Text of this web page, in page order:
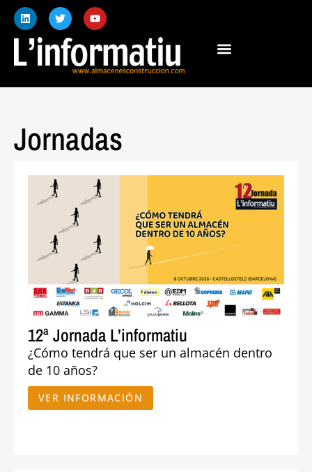
Jornadas
12ª Jornada L’informatiu
¿Cómo tendrá que ser un almacén dentro
de 10 años?
VER INFORMACIÓN